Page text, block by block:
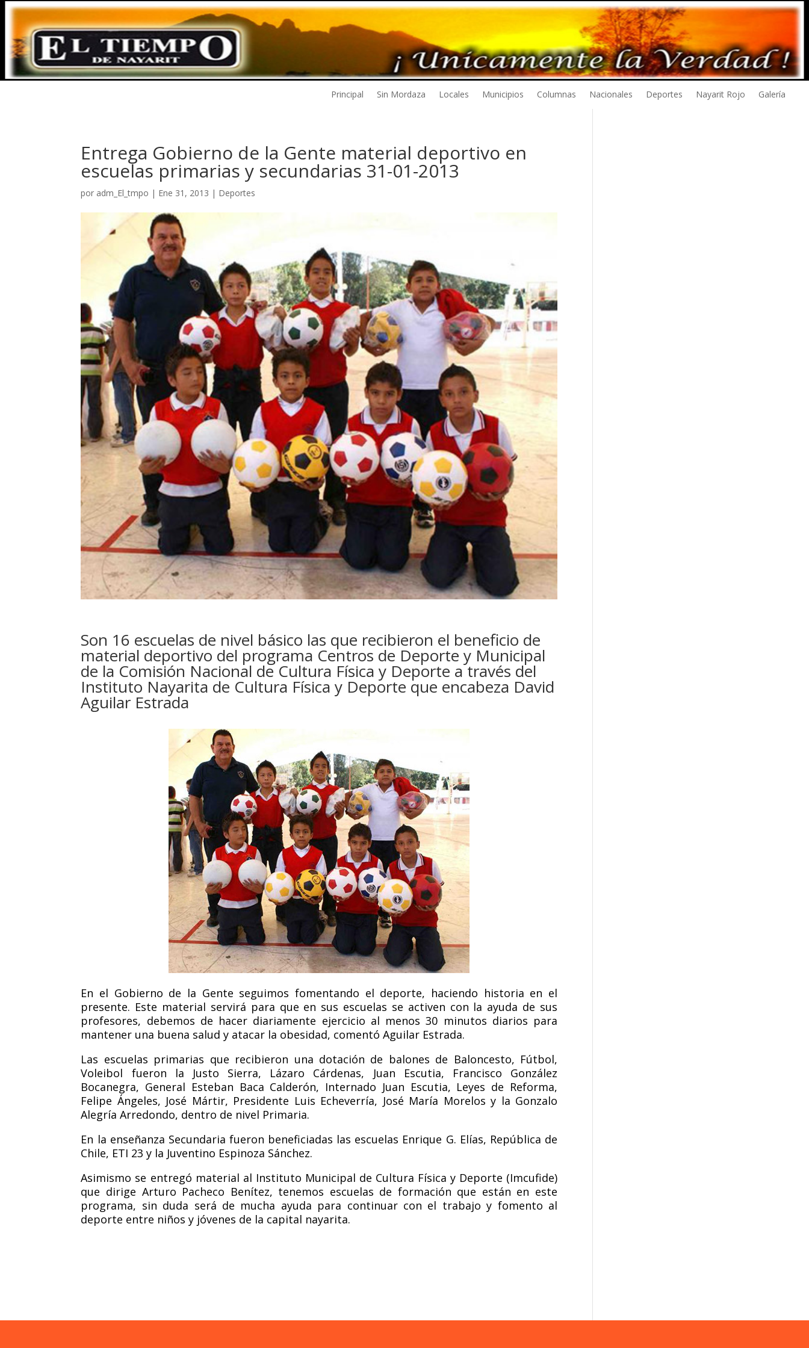
Principal Sin Mordaza Locales Municipios Columnas Nacionales Deportes Nayarit Rojo Galería
Entrega Gobierno de la Gente material deportivo en
escuelas primarias y secundarias 31-01-2013
por adm_El_tmpo | Ene 31, 2013 | Deportes
Son 16 escuelas de nivel básico las que recibieron el beneficio de
material deportivo del programa Centros de Deporte y Municipal
de la Comisión Nacional de Cultura Física y Deporte a través del
Instituto Nayarita de Cultura Física y Deporte que encabeza David
Aguilar Estrada
En el Gobierno de la Gente seguimos fomentando el deporte, haciendo historia en el
presente. Este material servirá para que en sus escuelas se activen con la ayuda de sus
profesores, debemos de hacer diariamente ejercicio al menos 30 minutos diarios para
mantener una buena salud y atacar la obesidad, comentó Aguilar Estrada.
Las escuelas primarias que recibieron una dotación de balones de Baloncesto, Fútbol,
Voleibol fueron la Justo Sierra, Lázaro Cárdenas, Juan Escutia, Francisco González
Bocanegra, General Esteban Baca Calderón, Internado Juan Escutia, Leyes de Reforma,
Felipe Ángeles, José Mártir, Presidente Luis Echeverría, José María Morelos y la Gonzalo
Alegría Arredondo, dentro de nivel Primaria.
En la enseñanza Secundaria fueron beneficiadas las escuelas Enrique G. Elías, República de
Chile, ETI 23 y la Juventino Espinoza Sánchez.
Asimismo se entregó material al Instituto Municipal de Cultura Física y Deporte (Imcufide)
que dirige Arturo Pacheco Benítez, tenemos escuelas de formación que están en este
programa, sin duda será de mucha ayuda para continuar con el trabajo y fomento al
deporte entre niños y jóvenes de la capital nayarita.